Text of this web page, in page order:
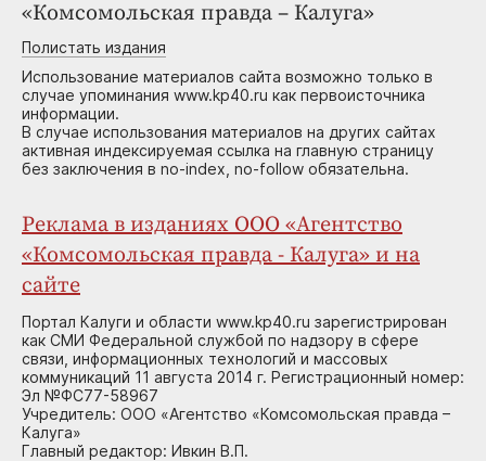
«Комсомольская правда – Калуга»
Полистать издания
Использование материалов сайта возможно только в
случае упоминания www.kp40.ru как первоисточника
информации.
В случае использования материалов на других сайтах
активная индексируемая ссылка на главную страницу
без заключения в no-index, no-follow обязательна.
Реклама в изданиях ООО «Агентство
«Комсомольская правда - Калуга» и на
сайте
Портал Калуги и области www.kp40.ru зарегистрирован
как СМИ Федеральной службой по надзору в сфере
связи, информационных технологий и массовых
коммуникаций 11 августа 2014 г. Регистрационный номер:
Эл №ФС77-58967
Учредитель: ООО «Агентство «Комсомольская правда –
Калуга»
Главный редактор: Ивкин В.П.